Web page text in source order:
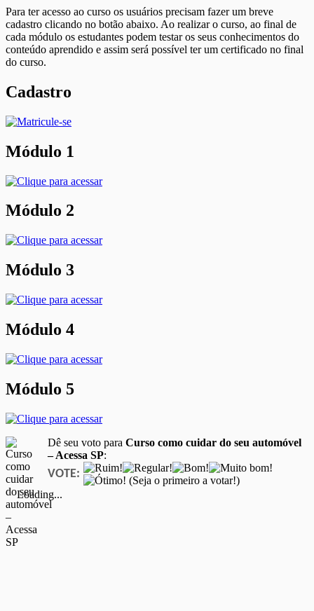
Para ter acesso ao curso os usuários precisam fazer um breve
cadastro clicando no botão abaixo. Ao realizar o curso, ao final de
cada módulo os estudantes podem testar os seus conhecimentos do
conteúdo aprendido e assim será possível ter um certificado no final
do curso.
Cadastro
Módulo 1
Módulo 2
Módulo 3
Módulo 4
Módulo 5
Dê seu voto para Curso como cuidar do seu automóvel
– Acessa SP:
VOTE:
(Seja o primeiro a votar!)
Loading...